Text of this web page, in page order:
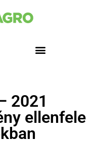
2021
ellenfele